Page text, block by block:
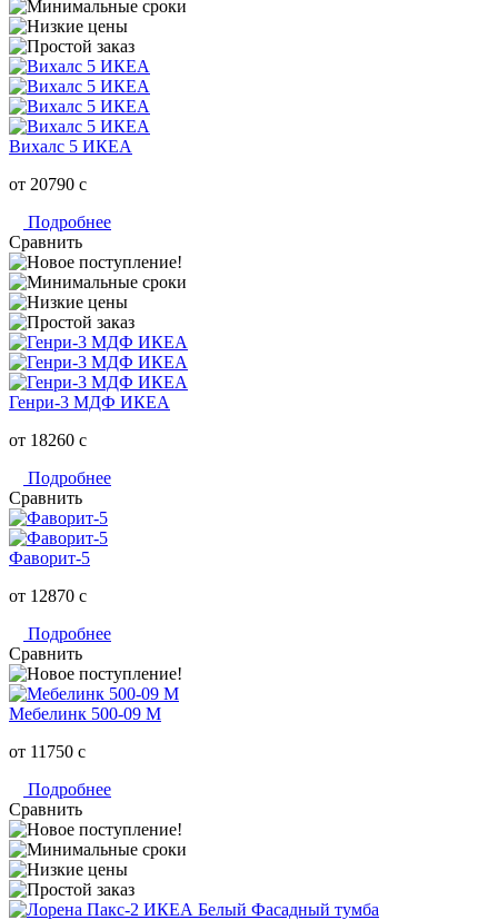
Вихалс 5 ИКЕА
от 20790 c
Подробнее
Сравнить
Генри-3 МДФ ИКЕА
от 18260 c
Подробнее
Сравнить
Фаворит-5
от 12870 c
Подробнее
Сравнить
Мебелинк 500-09 М
от 11750 c
Подробнее
Сравнить